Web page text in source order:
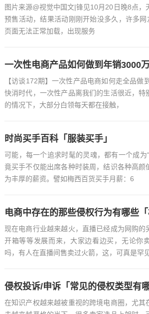
图片来源@视觉中国文|锋见10月20日晚8点，
预售活动，结果活动刚刚开始没多久，许多
页面无法正常加载，出现服务
【访谈172期】一次性产品电商如何走全品做
快消时代，一次性产品离我们的生活很近，特
的情况下，大部分白领每天都在接触，
时尚买手百科「服装买手」
可能，每一个追求时髦的灵魂，都有一个成为
竟买手不仅能出席各种时装周，结识各种高颜
为丰厚的薪资。譬如梅西百货买手月薪：6
电商中存在的那些侵权行为有哪些「
现在电商行业越来越火，直播已经成为网购的
开箱等等发展而来，大家边看边买，无论你
吗，有人在直播间售卖过火箭，这，可真是罕
侵权投诉/申诉「常见的侵权类型有哪
在知识产权越来越被重视的跨境电商圈，尤其